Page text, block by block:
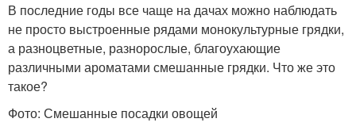
В последние годы все чаще на дачах можно наблюдать
не просто выстроенные рядами монокультурные грядки,
а разноцветные, разнорослые, благоухающие
различными ароматами смешанные грядки. Что же это
такое?
Фото: Смешанные посадки овощей